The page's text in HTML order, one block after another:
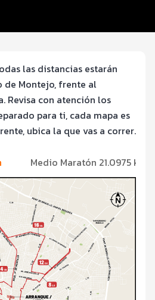
las distancias estarán
de Montejo, frente al
Revisa con atención los
para ti, cada mapa es
ubica la que vas a correr.
Medio Maratón 21.0975 km